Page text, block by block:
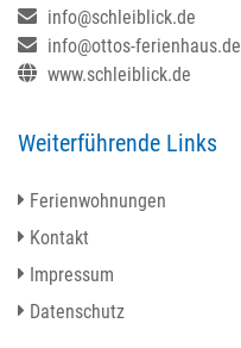
info@schleiblick.de
info@ottos-ferienhaus.de
www.schleiblick.de
Weiterführende Links
Ferienwohnungen
Kontakt
Impressum
Datenschutz